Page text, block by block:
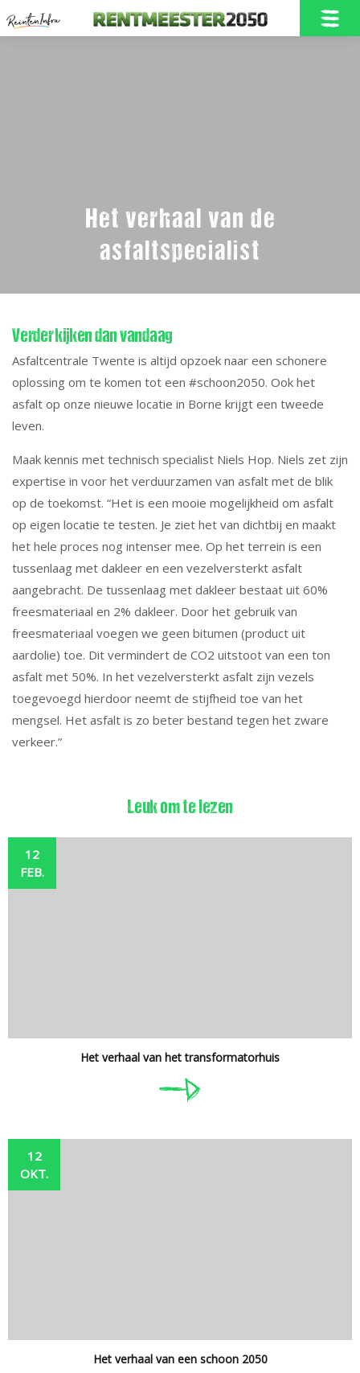
Doelstellingen
Nieuws
Het verhaal van de
asfaltspecialist
Verder kijken dan vandaag
Asfaltcentrale Twente is altijd opzoek naar een schonere
oplossing om te komen tot een #schoon2050. Ook het
asfalt op onze nieuwe locatie in Borne krijgt een tweede
leven.
Maak kennis met technisch specialist Niels Hop. Niels zet zijn
expertise in voor het verduurzamen van asfalt met de blik
op de toekomst. “Het is een mooie mogelijkheid om asfalt
op eigen locatie te testen. Je ziet het van dichtbij en maakt
het hele proces nog intenser mee. Op het terrein is een
tussenlaag met dakleer en een vezelversterkt asfalt
aangebracht. De tussenlaag met dakleer bestaat uit 60%
freesmateriaal en 2% dakleer. Door het gebruik van
freesmateriaal voegen we geen bitumen (product uit
aardolie) toe. Dit vermindert de CO2 uitstoot van een ton
asfalt met 50%. In het vezelversterkt asfalt zijn vezels
toegevoegd hierdoor neemt de stijfheid toe van het
mengsel. Het asfalt is zo beter bestand tegen het zware
verkeer.”
Leuk om te lezen
12
FEB.
Het verhaal van het transformatorhuis
12
OKT.
Het verhaal van een schoon 2050